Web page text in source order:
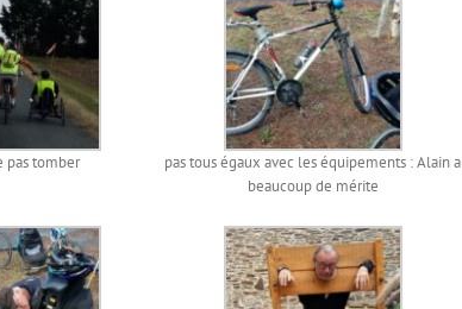
pas tomber
pas tous égaux avec les équipements : Alain a
beaucoup de mérite